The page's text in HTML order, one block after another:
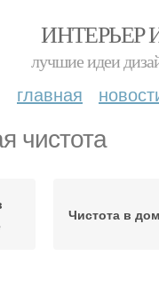
ИНТЕРЬЕР
лучшие идеи
главная
чистота
Чистота в